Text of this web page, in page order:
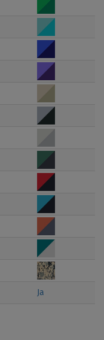
Ja